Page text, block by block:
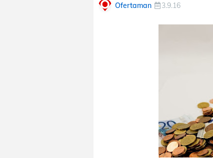
Ofertaman 3.9.16